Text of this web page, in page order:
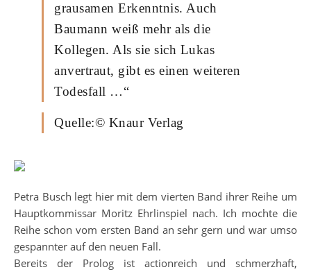
grausamen Erkenntnis. Auch
Baumann weiß mehr als die
Kollegen. Als sie sich Lukas
anvertraut, gibt es einen weiteren
Todesfall …“
Quelle:© Knaur Verlag
Petra Busch legt hier mit dem vierten Band ihrer Reihe um
Hauptkommissar Moritz Ehrlinspiel nach. Ich mochte die
Reihe schon vom ersten Band an sehr gern und war umso
gespannter auf den neuen Fall.
Bereits der Prolog ist actionreich und schmerzhaft,